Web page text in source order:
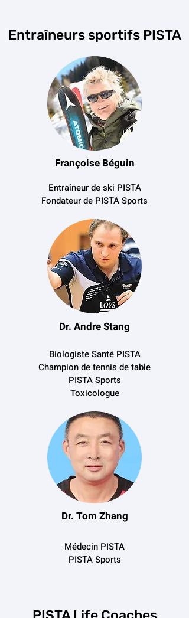
Entraîneurs sportifs PISTA
Françoise Béguin
Entraîneur de ski PISTA
Fondateur de PISTA Sports
Dr. Andre Stang
Biologiste Santé PISTA
Champion de tennis de table
PISTA Sports
Toxicologue
Dr. Tom Zhang
Médecin PISTA
PISTA Sports